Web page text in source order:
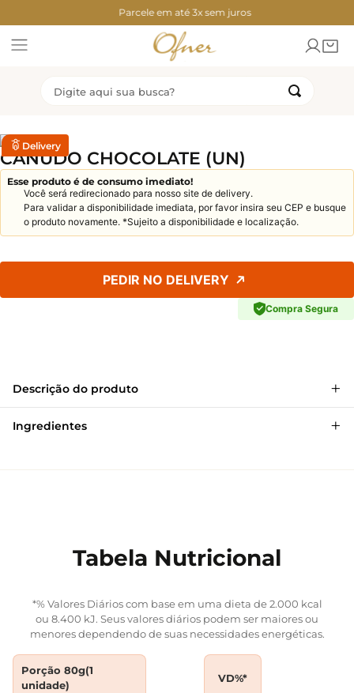
Parcele em até 3x sem juros
Delivery
CANUDO CHOCOLATE (UN)
Esse produto é de consumo imediato!
Você será redirecionado para nosso site de delivery.
Para validar a disponibilidade imediata, por favor insira seu CEP e busque
o produto novamente. *Sujeito a disponibilidade e localização.
PEDIR NO DELIVERY
Compra Segura
Descrição do produto +
Ingredientes +
Tabela Nutricional
*% Valores Diários com base em uma dieta de 2.000 kcal
ou 8.400 kJ. Seus valores diários podem ser maiores ou
menores dependendo de suas necessidades energéticas.
Porção 80g(1
unidade)
VD%*
1º congelados 2º torta
3º bolo 4º coxinha
5º chocolate 6º ofner
dubai 10º bolo sorvete